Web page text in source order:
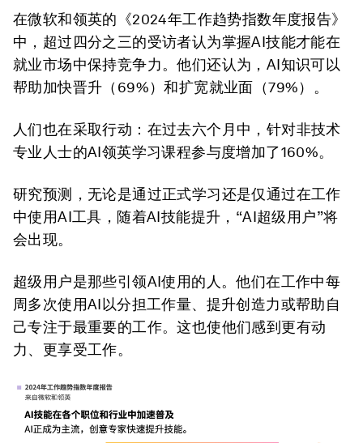
在微软和领英的《2024年工作趋势指数年度报告》
中，超过四分之三的受访者认为掌握AI技能才能在
就业市场中保持竞争力。他们还认为，AI知识可以
帮助加快晋升（69%）和扩宽就业面（79%）。
人们也在采取行动：在过去六个月中，针对非技术
专业人士的AI领英学习课程参与度增加了160%。
研究预测，无论是通过正式学习还是仅通过在工作
中使用AI工具，随着AI技能提升，“AI超级用户”将
会出现。
超级用户是那些引领AI使用的人。他们在工作中每
周多次使用AI以分担工作量、提升创造力或帮助自
己专注于最重要的工作。这也使他们感到更有动
力、更享受工作。